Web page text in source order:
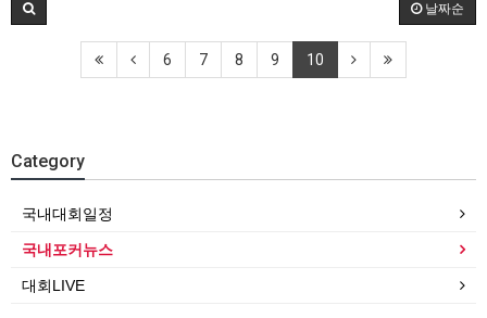
날짜순
6 7 8 9 10
Category
국내대회일정
국내포커뉴스
대회LIVE